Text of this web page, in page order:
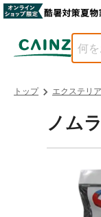
トップ エクステリ
ノム